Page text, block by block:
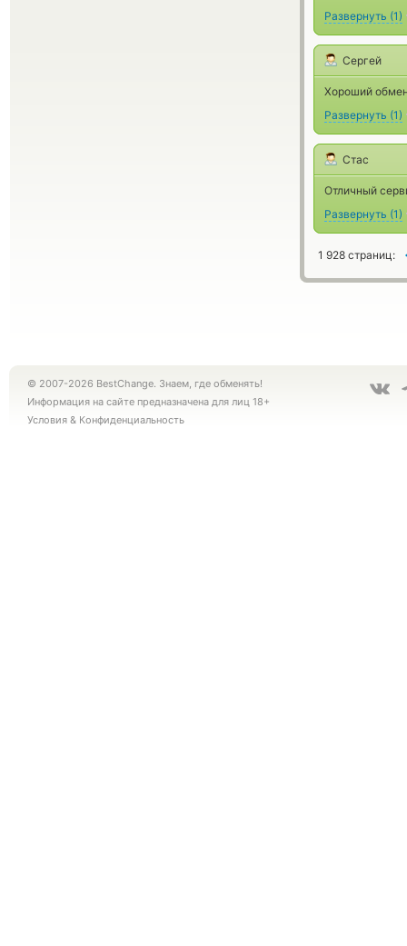
Развернуть (1)
Сергей
Хороший
Развернуть (1)
Стас
Отличный
Развернуть (1)
1 928 страниц:
© 2007-2026 BestChange. Знаем, где обменять!
Информация на сайте предназначена для лиц 18+
Условия & Конфиденциальность